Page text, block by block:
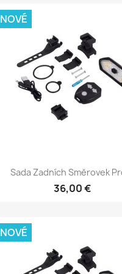
Rychlý náhled
Sada Zadních Směrovek
36,00 €
NOVÉ
NOVÉ